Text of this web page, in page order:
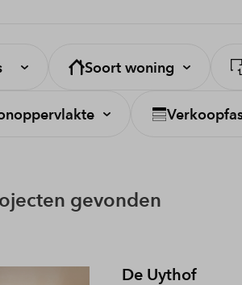
Soort woning
gevonden
De Uythof